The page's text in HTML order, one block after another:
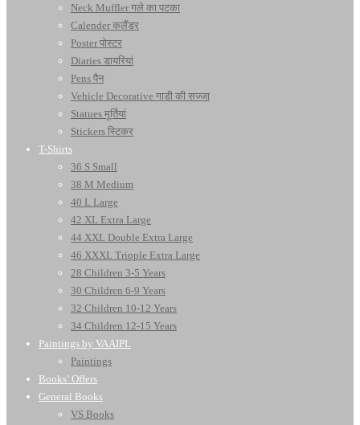
Neck Muffler गले का पटका
Calender कलैंडर
Poster पोस्टर
Diaries डायरियां
Pens पैन
Vehicle Decorative गाडी की सज्जा
Statues मूर्तियां
Stickers स्टिकर
T-Shirts
36 S Small
38 M Medium
40 L Large
42 XL Extra Large
44 XXL Double Extra Large
46 XXXL Tripple Extra Large
28 Children 3-5 Years
30 Children 6-9 Years
32 Children 10-12 Years
34 Children 12-15 Years
Paintings by VAAIPL
Paintings
Books’ Offers
General Books
VS Books